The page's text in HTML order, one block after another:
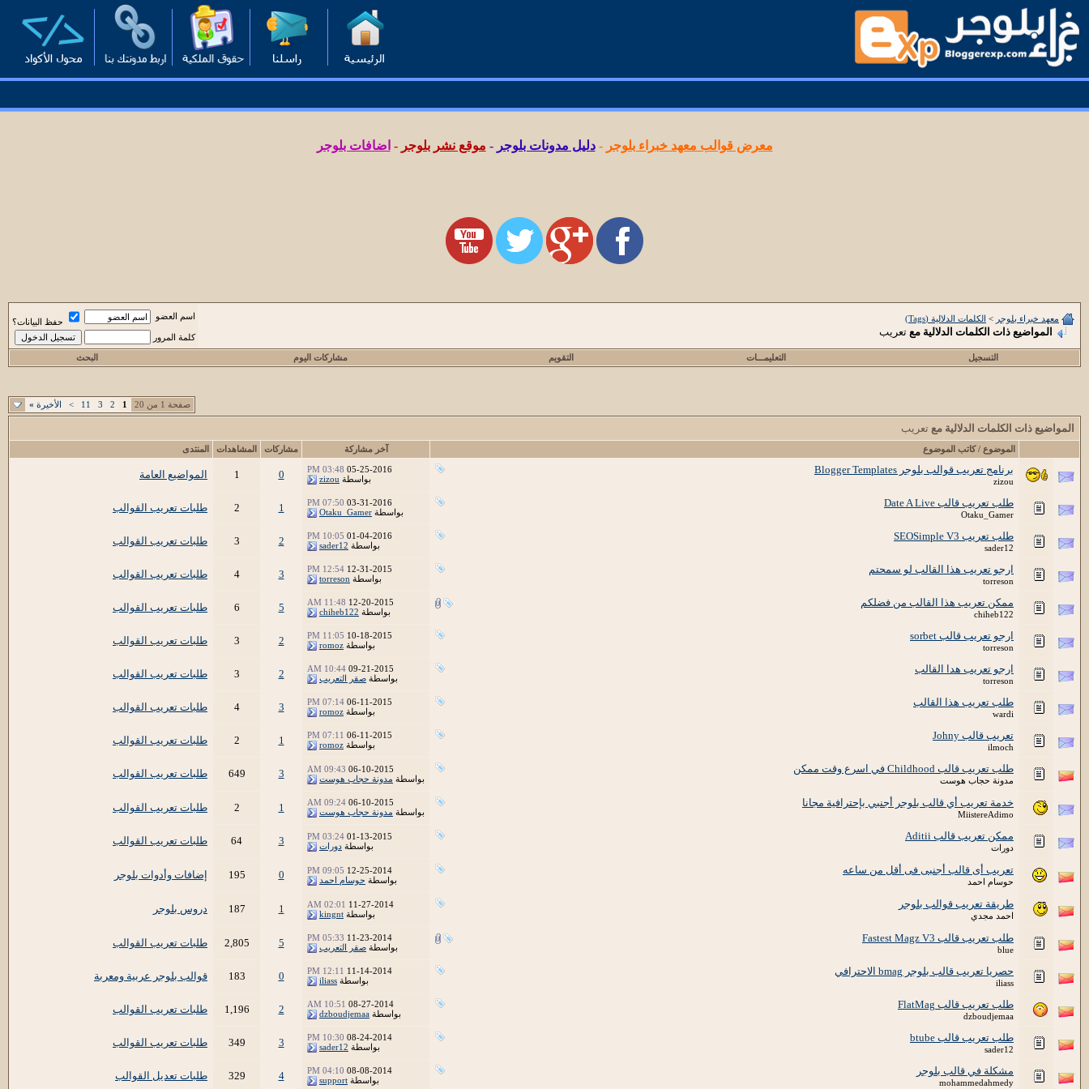
معرض قوالب معهد خبراء بلوجر -دليل مدونات بلوجر - موقع نشر بلوجر - اضافات بلوجر
معهد خبراء بلوجر > الكلمات الدلالية (Tags)
المواضيع ذات الكلمات الدلالية مع تعريب
اسم العضو
حفظ البيانات؟
كلمة المرور
التسجيل التعليمـــات التقويم مشاركات اليوم البحث
صفحة 1 من 20 1
2
3
11
> الأخيرة »
المواضيع ذات الكلمات الدلالية مع تعريب
الموضوع / كاتب الموضوع آخر مشاركة مشاركات المشاهدات المنتدى
برنامج تعريب قوالب بلوجر Blogger Templates
zizou
05-25-2016
03:48 PM
بواسطة zizou
0
1 المواضيع العامة
طلب تعريب قالب Date A Live
Otaku_Gamer
03-31-2016
07:50 PM
بواسطة Otaku_Gamer
1
2 طلبات تعريب القوالب
طلب تعريب SEOSimple V3
sader12
01-04-2016
10:05 PM
بواسطة sader12
2
3 طلبات تعريب القوالب
ارجو تعريب هذا القالب لو سمحتم
torreson
12-31-2015
12:54 PM
بواسطة torreson
3
4 طلبات تعريب القوالب
ممكن تعريب هذا القالب من فضلكم
chiheb122
12-20-2015
11:48 AM
بواسطة chiheb122
5
6 طلبات تعريب القوالب
ارجو تعريب قالب sorbet
torreson
10-18-2015
11:05 PM
بواسطة romoz
2
3 طلبات تعريب القوالب
ارجو تعريب هدا القالب
torreson
09-21-2015
10:44 AM
بواسطة صقر التعريب 2
3 طلبات تعريب القوالب
طلب تعريب هذا القالب
wardi
06-11-2015
07:14 PM
بواسطة romoz
3
4 طلبات تعريب القوالب
تعريب قالب Johny
ilmoch
06-11-2015
07:11 PM
بواسطة romoz
1
2 طلبات تعريب القوالب
طلب تعريب قالب Childhood في اسرع وقت ممكن
مدونة حجاب هوست
06-10-2015
09:43 AM
بواسطة مدونة حجاب هوست 3
649 طلبات تعريب القوالب
خدمة تعريب أي قالب بلوجر أجنبي بإحترافية مجانا
MiistereAdimo
06-10-2015
09:24 AM
بواسطة مدونة حجاب هوست 1
2 طلبات تعريب القوالب
ممكن تعريب قالب Aditii
دورات
01-13-2015
03:24 PM
بواسطة دورات 3
64 طلبات تعريب القوالب
تعريب أى قالب أجنبى فى أقل من ساعه
حوسام احمد
12-25-2014
09:05 PM
بواسطة حوسام احمد 0
195 إضافات وأدوات بلوجر
طريقة تعريب قوالب بلوجر
احمد مجدي
11-27-2014
02:01 AM
بواسطة kingnt
1
187 دروس بلوجر
طلب تعريب قالب Fastest Magz V3
blue
11-23-2014
05:33 PM
بواسطة صقر التعريب 5
2,805 طلبات تعريب القوالب
حصريا تعريب قالب بلوجر bmag الاحترافي
iliass
11-14-2014
12:11 PM
بواسطة iliass
0
183 قوالب بلوجر عربية ومعربة
طلب تعريب قالب FlatMag
dzboudjemaa
08-27-2014
10:51 AM
بواسطة dzboudjemaa
2
1,196 طلبات تعريب القوالب
طلب تعريب قالب btube
sader12
08-24-2014
10:30 PM
بواسطة sader12
3
349 طلبات تعريب القوالب
مشكلة في قالب بلوجر
mohammedahmedy
08-08-2014
04:10 PM
بواسطة support
4
329 طلبات تعديل القوالب